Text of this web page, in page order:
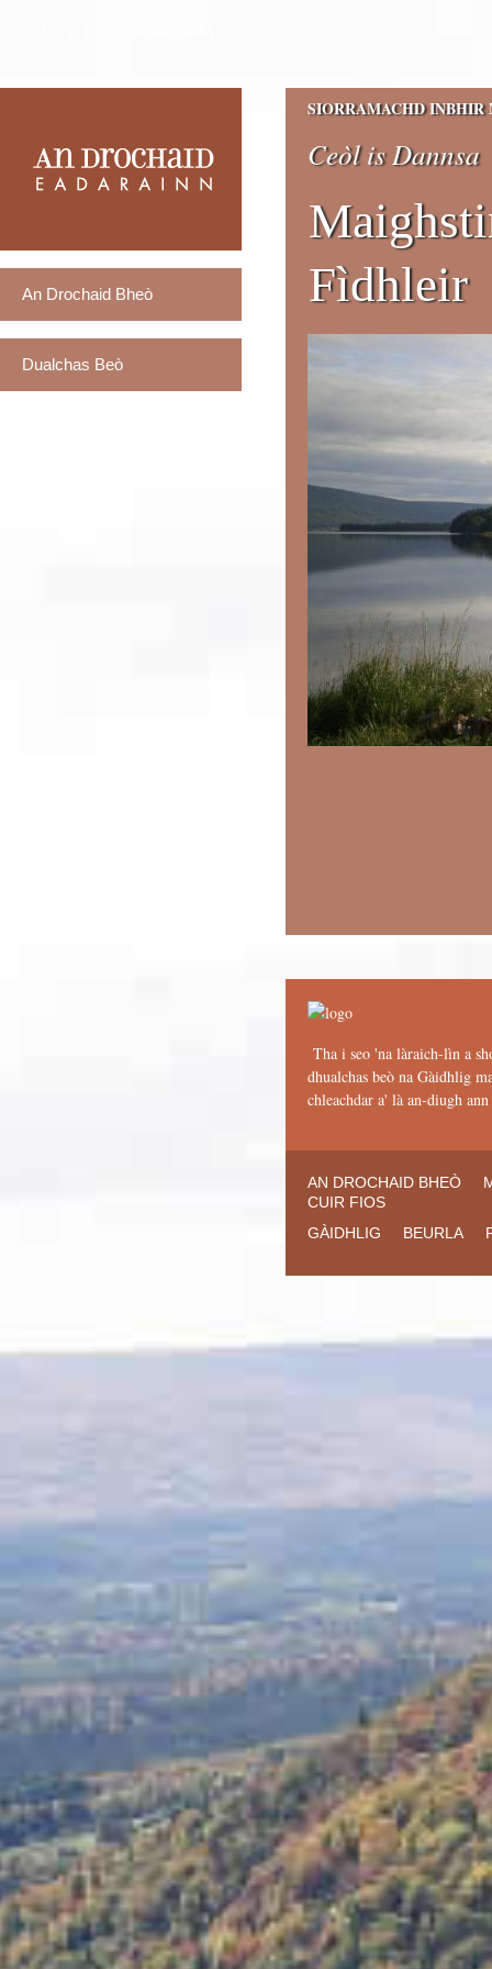
An Drochaid Bheò
Dualchas Beò
SIORRAMACHD INBHIR
Ceòl is Dannsa
Fìdhleir
Tha i seo 'na làraich-lìn a
dhualchas beò na Gàidhlig
chleachdar a' là an-diugh
AN DROCHAID BHEÒ
CUIR FIOS
GÀIDHLIG
BEURLA